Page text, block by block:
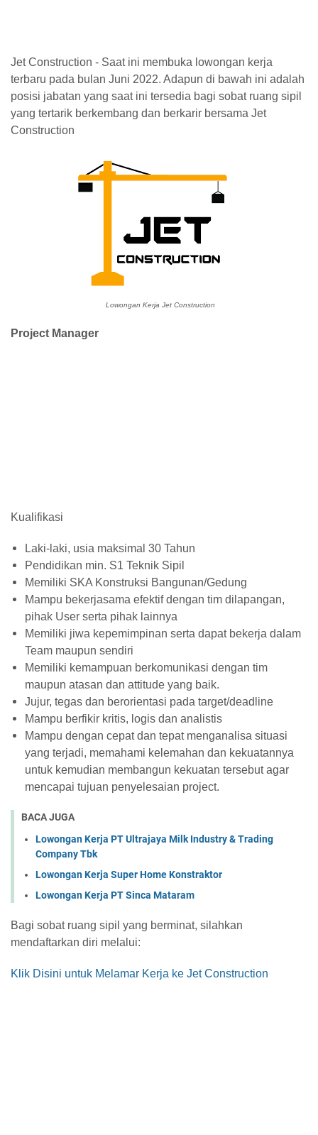
Jet Construction - Saat ini membuka lowongan kerja
terbaru pada bulan Juni 2022. Adapun di bawah ini adalah
posisi jabatan yang saat ini tersedia bagi sobat ruang sipil
yang tertarik berkembang dan berkarir bersama Jet
Construction
Lowongan Kerja Jet Construction
Project Manager
Kualifikasi
Laki-laki, usia maksimal 30 Tahun
Pendidikan min. S1 Teknik Sipil
Memiliki SKA Konstruksi Bangunan/Gedung
Mampu bekerjasama efektif dengan tim dilapangan,
pihak User serta pihak lainnya
Memiliki jiwa kepemimpinan serta dapat bekerja dalam
Team maupun sendiri
Memiliki kemampuan berkomunikasi dengan tim
maupun atasan dan attitude yang baik.
Jujur, tegas dan berorientasi pada target/deadline
Mampu berfikir kritis, logis dan analistis
Mampu dengan cepat dan tepat menganalisa situasi
yang terjadi, memahami kelemahan dan kekuatannya
untuk kemudian membangun kekuatan tersebut agar
mencapai tujuan penyelesaian project.
BACA JUGA
Lowongan Kerja PT Ultrajaya Milk Industry & Trading
Company Tbk
Lowongan Kerja Super Home Konstraktor
Lowongan Kerja PT Sinca Mataram
Bagi sobat ruang sipil yang berminat, silahkan
mendaftarkan diri melalui:
Klik Disini untuk Melamar Kerja ke Jet Construction